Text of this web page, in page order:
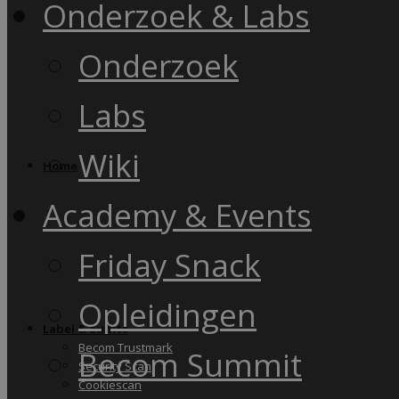
Label & audits
Becom Trustmark
Security Scan
Cookiescan
Onderzoek & Labs
Onderzoek
Labs
Wiki
Academy & Events
Friday Snack
Opleidingen
Becom Summit